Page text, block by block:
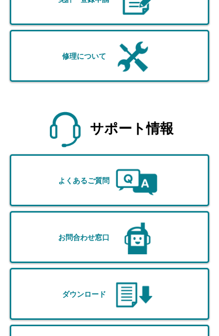
修理について
サポート情報
よくあるご質問
お問合わせ窓口
ダウンロード